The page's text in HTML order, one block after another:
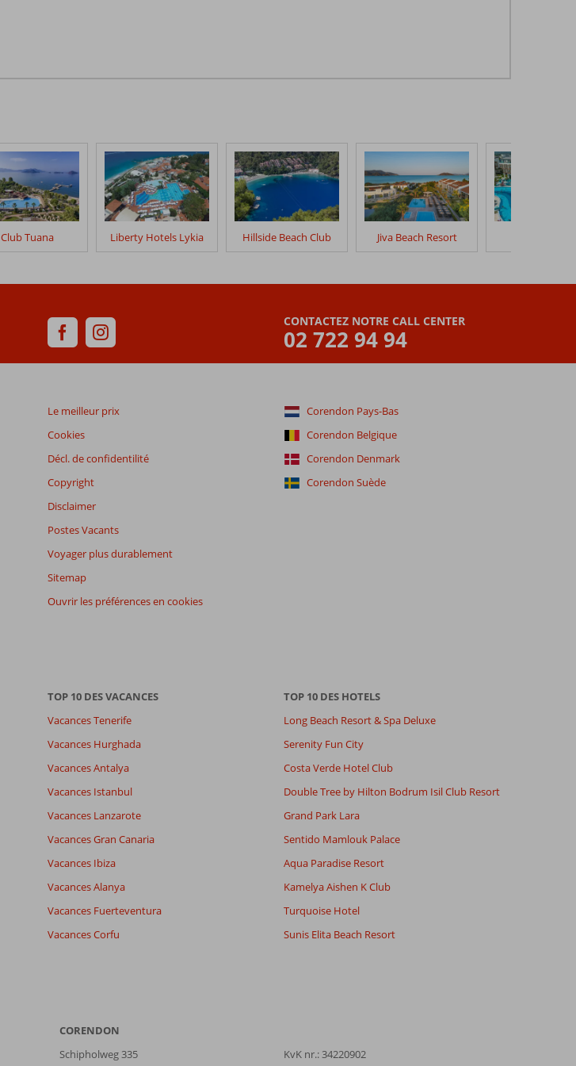
Club Tuana Liberty Hotels Lykia Hillside Beach Club Jiva Beach Resort
CONTACTEZ NOTRE CALL CENTER
02 722 94 94
Le meilleur prix
Cookies
Décl. de confidentilité
Copyright
Disclaimer
Postes Vacants
Voyager plus durablement
Sitemap
Ouvrir les préférences en cookies
Corendon Pays-Bas
Corendon Belgique
Corendon Denmark
Corendon Suède
TOP 10 DES VACANCES
Vacances Tenerife
Vacances Hurghada
Vacances Antalya
Vacances Istanbul
Vacances Lanzarote
Vacances Gran Canaria
Vacances Ibiza
Vacances Alanya
Vacances Fuerteventura
Vacances Corfu
TOP 10 DES HOTELS
Long Beach Resort & Spa Deluxe
Serenity Fun City
Costa Verde Hotel Club
Double Tree by Hilton Bodrum Isil Club Resort
Grand Park Lara
Sentido Mamlouk Palace
Aqua Paradise Resort
Kamelya Aishen K Club
Turquoise Hotel
Sunis Elita Beach Resort
CORENDON
Schipholweg 335
KvK nr.: 34220902